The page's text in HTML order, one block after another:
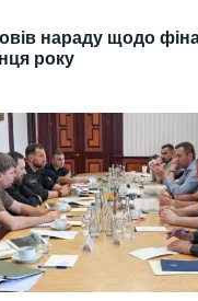
нараду щодо
року